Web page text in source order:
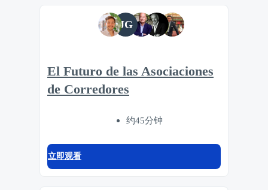
JG
El Futuro de las Asociaciones
de Corredores
约45分钟
立即观看